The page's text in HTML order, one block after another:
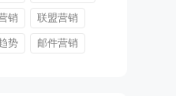
销 联盟营销
势 邮件营销